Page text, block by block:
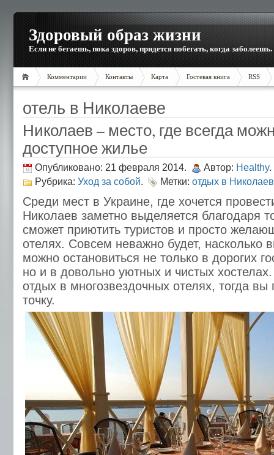
Здоровый образ жизни
Если не бегаешь, пока здоров, придется побегать, когда заболеешь.
Комментарии Контакты Карта Гостевая книга RSS
отель в Николаеве
Николаев – место, где всегда
доступное жилье
Опубликовано: 21 февраля 2014. Автор: Healthy.
Рубрика: Уход за собой. Метки: отдых в
Среди мест в Украине, где хочется
Николаев заметно выделяется благодаря
сможет приютить туристов и просто
отелях. Совсем неважно будет, насколько
можно остановиться не только в дорогих
но и в довольно уютных и чистых
отдых в многозвездочных отелях, тогда
точку.